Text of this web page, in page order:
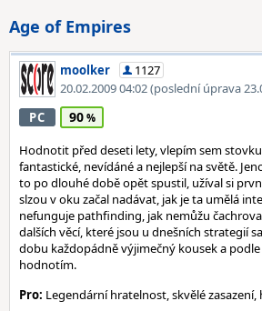
Age of Empires
moolker
1127
20.02.2009 04:02(poslední úprava
PC 90
Hodnotit před deseti lety, vlepím sem
fantastické, nevídáné a nejlepší na světě.
to po dlouhé době opět spustil, užíval si
slzou v oku začal nadávat, jak je ta umělá
nefunguje pathfinding, jak nemůžu
dalších věcí, které jsou u dnešních strategií
dobu každopádně výjimečný kousek a
hodnotím.
Pro: Legendární hratelnost, skvělé zasazení,